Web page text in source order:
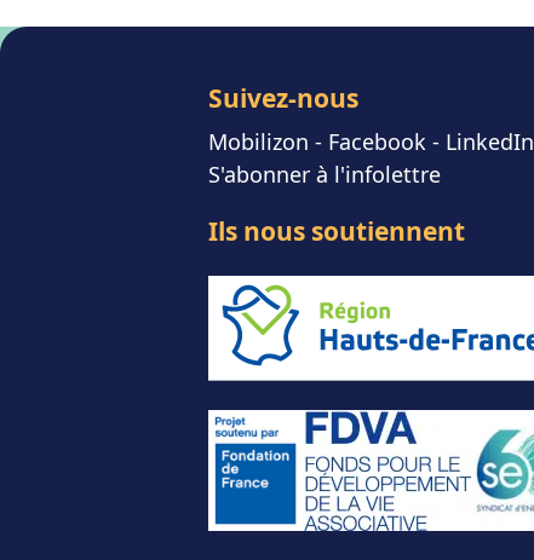
Suivez-nous
Mobilizon - Facebook - LinkedIn
S'abonner à l'infolettre
Ils nous soutiennent